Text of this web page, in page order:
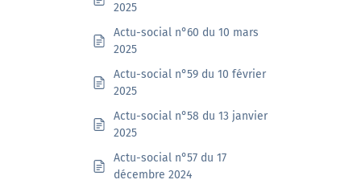
2025
Actu-social n°60 du 10 mars
2025
Actu-social n°59 du 10 février
2025
Actu-social n°58 du 13 janvier
2025
Actu-social n°57 du 17
décembre 2024